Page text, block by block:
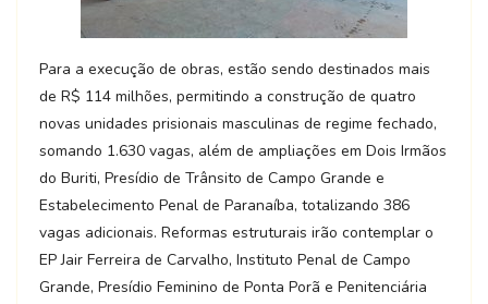
Para a execução de obras, estão sendo destinados mais
de R$ 114 milhões, permitindo a construção de quatro
novas unidades prisionais masculinas de regime fechado,
somando 1.630 vagas, além de ampliações em Dois Irmãos
do Buriti, Presídio de Trânsito de Campo Grande e
Estabelecimento Penal de Paranaíba, totalizando 386
vagas adicionais. Reformas estruturais irão contemplar o
EP Jair Ferreira de Carvalho, Instituto Penal de Campo
Grande, Presídio Feminino de Ponta Porã e Penitenciária